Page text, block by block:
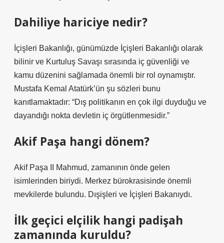
Dahiliye hariciye nedir?
İçişleri Bakanlığı, günümüzde İçişleri Bakanlığı olarak
bilinir ve Kurtuluş Savaşı sırasında iç güvenliği ve
kamu düzenini sağlamada önemli bir rol oynamıştır.
Mustafa Kemal Atatürk’ün şu sözleri bunu
kanıtlamaktadır: “Dış politikanın en çok ilgi duyduğu ve
dayandığı nokta devletin iç örgütlenmesidir.”
Akif Paşa hangi dönem?
Akif Paşa II Mahmud, zamanının önde gelen
isimlerinden biriydi. Merkez bürokrasisinde önemli
mevkilerde bulundu. Dışişleri ve İçişleri Bakanıydı.
İlk geçici elçilik hangi padişah
zamanında kuruldu?